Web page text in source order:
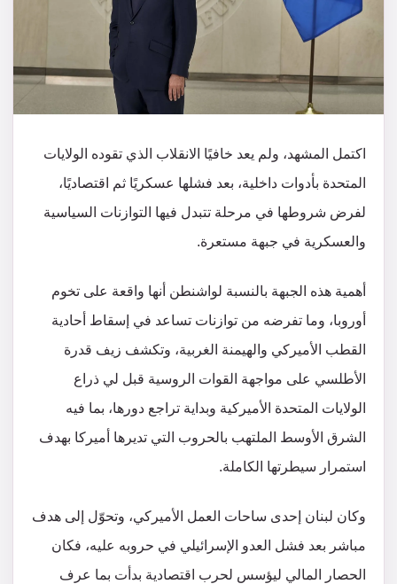
اكتمل المشهد، ولم يعد خافيًا الانقلاب الذي تقوده الولايات
المتحدة بأدوات داخلية، بعد فشلها عسكريًا ثم اقتصاديًا،
لفرض شروطها في مرحلة تتبدل فيها التوازنات السياسية
والعسكرية في جبهة مستعرة.
أهمية هذه الجبهة بالنسبة لواشنطن أنها واقعة على تخوم
أوروبا، وما تفرضه من توازنات تساعد في إسقاط أحادية
القطب الأميركي والهيمنة الغربية، وتكشف زيف قدرة
الأطلسي على مواجهة القوات الروسية قبل لي ذراع
الولايات المتحدة الأميركية وبداية تراجع دورها، بما فيه
الشرق الأوسط الملتهب بالحروب التي تديرها أميركا بهدف
استمرار سيطرتها الكاملة.
وكان لبنان إحدى ساحات العمل الأميركي، وتحوّل إلى هدف
مباشر بعد فشل العدو الإسرائيلي في حروبه عليه، فكان
الحصار المالي ليؤسس لحرب اقتصادية بدأت بما عرف